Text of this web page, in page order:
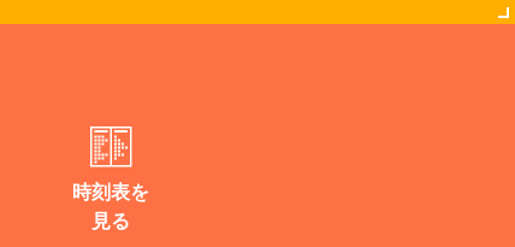
時刻表を
見る